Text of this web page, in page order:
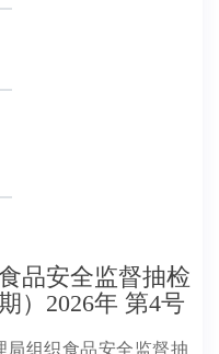
品安全监督抽检
）2026年 第4号
组织食品安全监督抽